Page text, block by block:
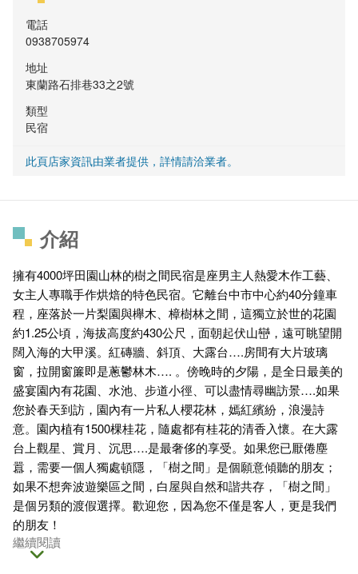
電話
0938705974
地址
東蘭路石排巷33之2號
類型
民宿
此頁店家資訊由業者提供，詳情請洽業者。
介紹
擁有4000坪田園山林的樹之間民宿是座男主人熱愛木作工藝、
女主人專職手作烘焙的特色民宿。它離台中市中心約40分鐘車
程，座落於一片梨園與櫸木、樟樹林之間，這獨立於世的花園
約1.25公頃，海拔高度約430公尺，面朝起伏山巒，遠可眺望開
闊入海的大甲溪。紅磚牆、斜頂、大露台….房間有大片玻璃
窗，拉開窗簾即是蔥鬱林木…. 。傍晚時的夕陽，是全日最美的
盛宴園內有花園、水池、步道小徑、可以盡情尋幽訪景….如果
您於春天到訪，園內有一片私人櫻花林，嫣紅繽紛，浪漫詩
意。園內植有1500棵桂花，隨處都有桂花的清香入懷。在大露
台上觀星、賞月、沉思….是最奢侈的享受。如果您已厭倦塵
囂，需要一個人獨處頓隱，「樹之間」是個願意傾聽的朋友；
如果不想奔波遊樂區之間，白屋與自然和諧共存，「樹之間」
是個另類的渡假選擇。歡迎您，因為您不僅是客人，更是我們
的朋友！
繼續閱讀